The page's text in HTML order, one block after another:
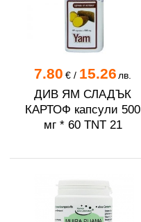
7.80 €/ 15.26 лв.
ДИВ ЯМ СЛАДЪК
КАРТОФ капсули 500
мг * 60 TNT 21